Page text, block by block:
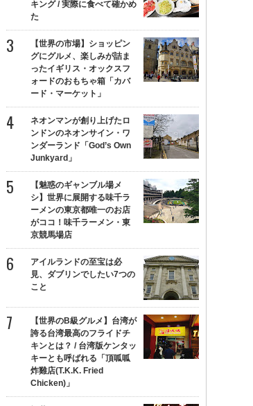
キング / 実際に食べて確かめ
た
【世界の市場】ショッピン
グにグルメ、楽しみが詰ま
ったイギリス・オックスフ
ォードのおもちゃ箱「カバ
ード・マーケット」
ネオンマンが創り上げたロ
ンドンのネオンサイン・ワ
ンダーランド「God’s Own
Junkyard」
【魅惑のギャンブル場メ
シ】世界に展開する味千ラ
ーメンの東京都唯一のお店
がココ！味千ラーメン・東
京競馬場店
アイルランドの至宝は必
見、ダブリンでしたい7つの
こと
【世界のB級グルメ】台湾が
誇る台湾最高のフライドチ
キンとは？ / 台湾版ケンタッ
キーとも呼ばれる「頂呱呱
炸雞店(T.K.K. Fried
Chicken)」